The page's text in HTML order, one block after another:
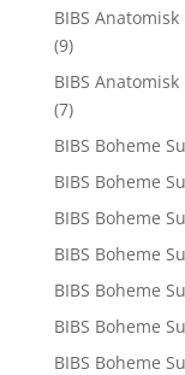
BIBS
(9)
BIBS
(7)
BIBS Boheme
BIBS Boheme
BIBS Boheme
BIBS Boheme
BIBS Boheme
BIBS Boheme
BIBS Boheme